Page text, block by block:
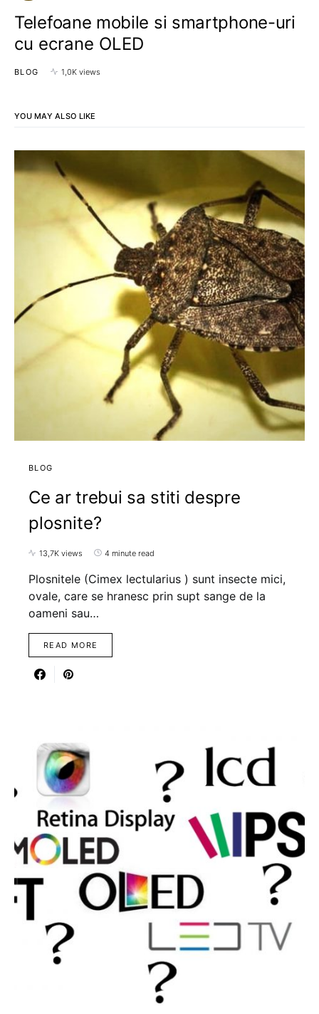
Telefoane mobile si smartphone-uri
cu ecrane OLED
BLOG 1,0K views
YOU MAY ALSO LIKE
BLOG
Ce ar trebui sa stiti despre
plosnite?
13,7K views 4 minute read
Plosnitele (Cimex lectularius ) sunt insecte mici,
ovale, care se hranesc prin supt sange de la
oameni sau…
READ MORE